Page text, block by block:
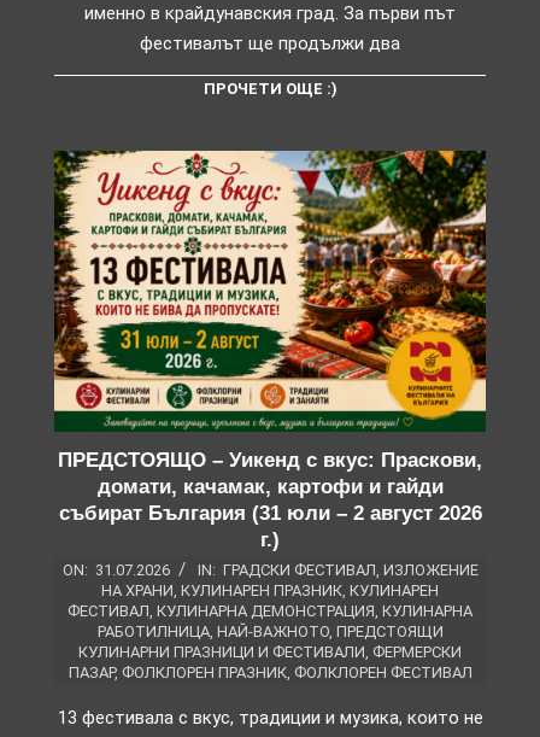
именно в крайдунавския град. За първи път
фестивалът ще продължи два
ПРОЧЕТИ ОЩЕ :)
ПРЕДСТОЯЩО – Уикенд с вкус: Праскови,
домати, качамак, картофи и гайди
събират България (31 юли – 2 август 2026
г.)
ON: 31.07.2026 IN: ГРАДСКИ ФЕСТИВАЛ, ИЗЛОЖЕНИЕ
НА ХРАНИ, КУЛИНАРЕН ПРАЗНИК, КУЛИНАРЕН
ФЕСТИВАЛ, КУЛИНАРНА ДЕМОНСТРАЦИЯ, КУЛИНАРНА
РАБОТИЛНИЦА, НАЙ-ВАЖНОТО, ПРЕДСТОЯЩИ
КУЛИНАРНИ ПРАЗНИЦИ И ФЕСТИВАЛИ, ФЕРМЕРСКИ
ПАЗАР, ФОЛКЛОРЕН ПРАЗНИК, ФОЛКЛОРЕН ФЕСТИВАЛ
13 фестивала с вкус, традиции и музика, които не